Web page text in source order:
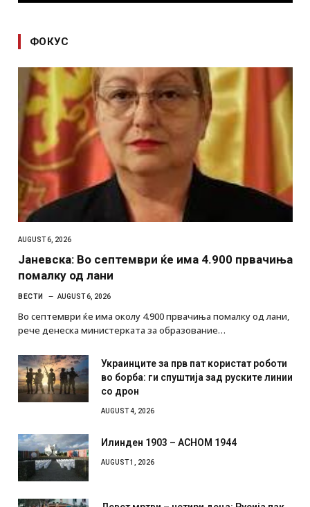
ФОКУС
AUGUST 6, 2026
Јаневска: Во септември ќе има 4.900 првачиња
помалку од лани
ВЕСТИ AUGUST 6, 2026
Во септември ќе има околу 4.900 првачиња помалку од лани,
рече денеска министерката за образование…
Украинците за прв пат користат роботи
во борба: ги спуштија зад руските линии
со дрон
AUGUST 4, 2026
Илинден 1903 – АСНОМ 1944
AUGUST 1, 2026